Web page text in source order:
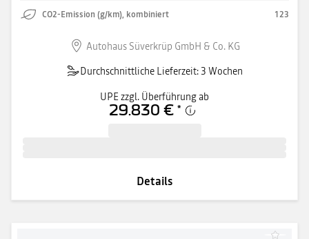
CO2-Emission (g/km), kombiniert 123
Autohaus Süverkrüp GmbH & Co. KG
Durchschnittliche Lieferzeit: 3 Wochen
UPE zzgl. Überführung ab
29.830 € *
Details